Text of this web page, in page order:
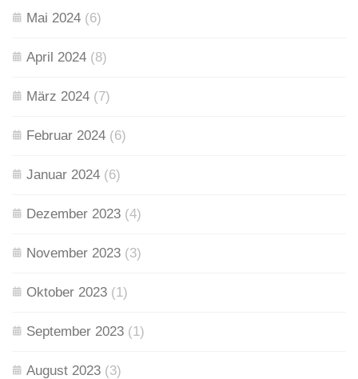
Mai 2024 (6)
April 2024 (8)
März 2024 (7)
Februar 2024 (6)
Januar 2024 (6)
Dezember 2023 (4)
November 2023 (3)
Oktober 2023 (1)
September 2023 (1)
August 2023 (3)